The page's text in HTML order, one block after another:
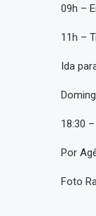
09h –
11h –
Ida
18:30
Por
Foto